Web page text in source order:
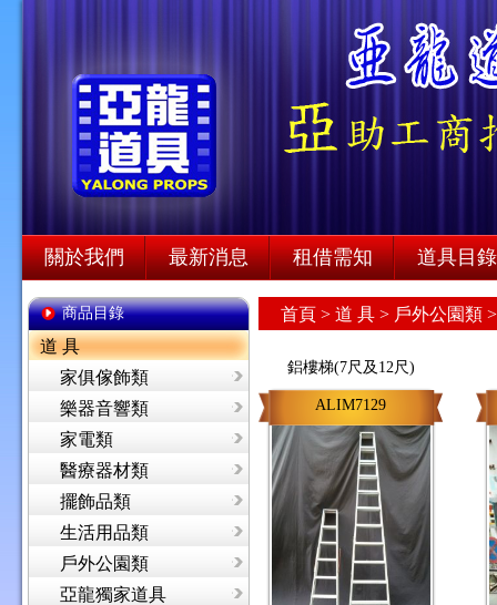
關於我們 最新消息 租借需知 道具目錄
商品目錄
道 具
家俱傢飾類
樂器音響類
家電類
醫療器材類
擺飾品類
生活用品類
戶外公園類
亞龍獨家道具
首頁 > 道 具 > 戶外公園類 >
鋁樓梯(7尺及12尺)
ALIM7129